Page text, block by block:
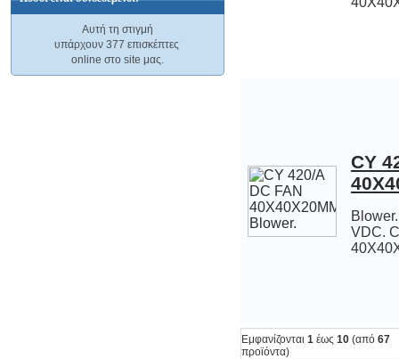
M 54644BL IC
ΑΝΕΜΙΣΤΗΡΑΣ...
4,17 €
Αυτή τη στιγμή
υπάρχουν 377 επισκέπτες
online στο site μας.
CY
VDC.
Εμφανίζονται 1 έως 10 (από 67
προϊόντα)